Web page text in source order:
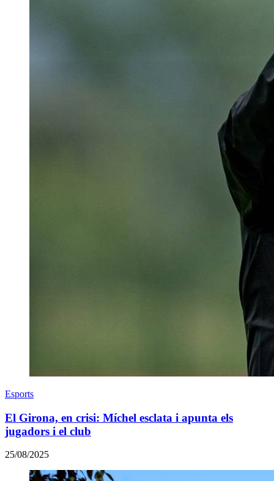
Esports
El Girona, en crisi: Míchel esclata i apunta els
jugadors i el club
25/08/2025